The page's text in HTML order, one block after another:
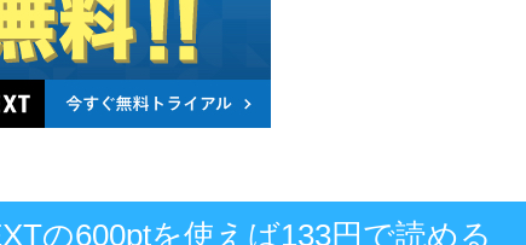
の600ptを使えば133円で読める